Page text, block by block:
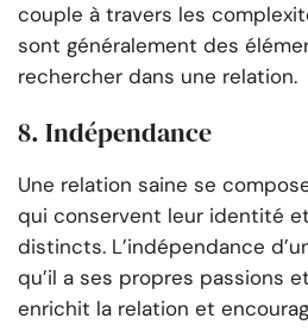
couple à travers les
sont généralement des
rechercher dans une relation.
8. Indépendance
Une relation saine se
qui conservent leur identité
distincts. L’indépendance
qu’il a ses propres passions
enrichit la relation et